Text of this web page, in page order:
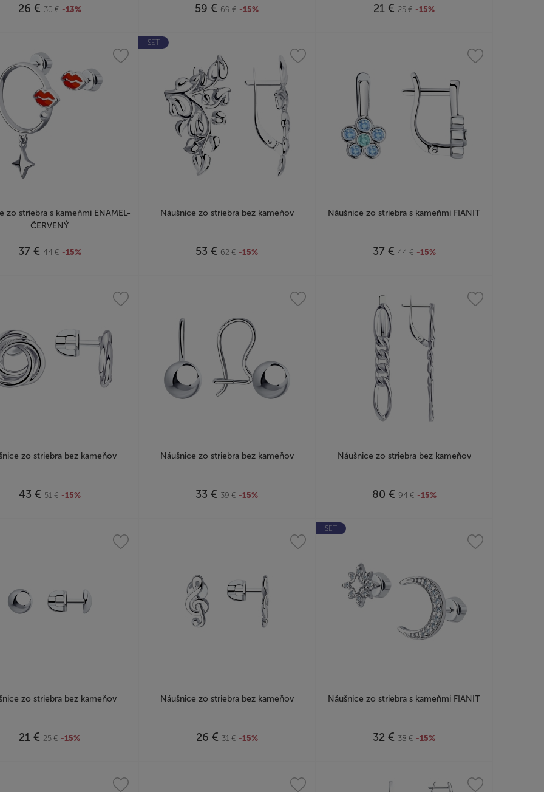
26 € 30€ -13% 59€ 69€ -15% 21€ 25€ -15%
zo striebra s kameňmi ENAMEL-
ČERVENÝ
37 € 44€ -15%
SET
Náušnice zo striebra bez kameňov
53€ 62€ -15%
Náušnice zo striebra s kameňmi FIANIT
37 € 44€ -15%
zo striebra bez kameňov
43 € 51€ -15%
Náušnice zo striebra bez kameňov
33€ 39€ -15%
Náušnice zo striebra bez kameňov
80 € 94€ -15%
zo striebra bez kameňov
21€ 25€ -15%
Náušnice zo striebra bez kameňov
26 € 31€ -15%
SET
Náušnice zo striebra s kameňmi FIANIT
32€ 38€ -15%